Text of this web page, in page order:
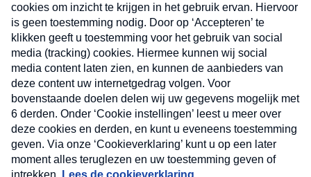
Nieuwsbrief
Neem hier een gratis abonnement op onze
nieuwsbrief. Elke vrijdag- en dinsdagochtend in uw